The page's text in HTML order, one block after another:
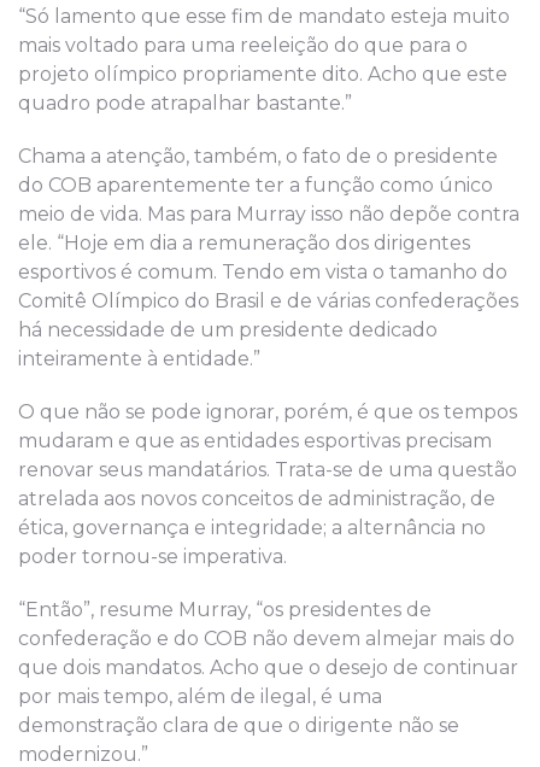
“Só lamento que esse fim de mandato esteja muito
mais voltado para uma reeleição do que para o
projeto olímpico propriamente dito. Acho que este
quadro pode atrapalhar bastante.”
Chama a atenção, também, o fato de o presidente
do COB aparentemente ter a função como único
meio de vida. Mas para Murray isso não depõe contra
ele. “Hoje em dia a remuneração dos dirigentes
esportivos é comum. Tendo em vista o tamanho do
Comitê Olímpico do Brasil e de várias confederações
há necessidade de um presidente dedicado
inteiramente à entidade.”
O que não se pode ignorar, porém, é que os tempos
mudaram e que as entidades esportivas precisam
renovar seus mandatários. Trata-se de uma questão
atrelada aos novos conceitos de administração, de
ética, governança e integridade; a alternância no
poder tornou-se imperativa.
“Então”, resume Murray, “os presidentes de
confederação e do COB não devem almejar mais do
que dois mandatos. Acho que o desejo de continuar
por mais tempo, além de ilegal, é uma
demonstração clara de que o dirigente não se
modernizou.”